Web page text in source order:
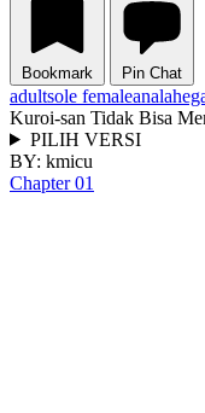
Bookmark Pin Chat
adultsole femaleanal
Kuroi-san Tidak Bisa
PILIH VERSI
BY: kmicu
Chapter 01